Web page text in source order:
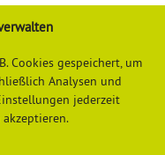
Cookies gespeichert, um
Analysen und
jederzeit